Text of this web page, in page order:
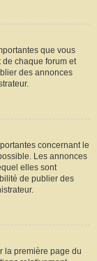
que vous
chaque forum et
des annonces
concernant le
Les annonces
elles sont
de publier des
la première page du